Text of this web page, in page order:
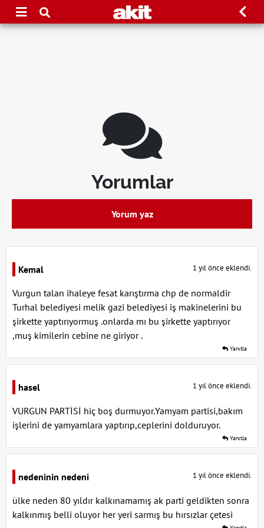
Yorumlar
Yorum yaz
Kemal 1 yıl önce eklendi.
Vurgun talan ihaleye fesat karıştırma chp de normaldir
Turhal belediyesi melik gazi belediyesi iş makinelerini bu
şirkette yaptırıyormuş .onlarda mı bu şirkette yaptırıyor
,muş kimilerin cebine ne giriyor .
Yanıtla
hasel 1 yıl önce eklendi.
VURGUN PARTİSİ hiç boş durmuyor.Yamyam partisi,bakım
işlerini de yamyamlara yaptırıp,ceplerini dolduruyor.
Yanıtla
nedeninin nedeni 1 yıl önce eklendi.
ülke neden 80 yıldır kalkınamamış ak parti geldikten sonra
kalkınmış belli oluyor her yeri sarmış bu hırsızlar çetesi